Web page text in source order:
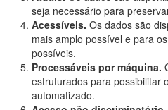
seja necessário para
Acessíveis. Os dados são
mais amplo possível e para
possíveis.
Processáveis por máquina.
estruturados para possibilitar
automatizado.